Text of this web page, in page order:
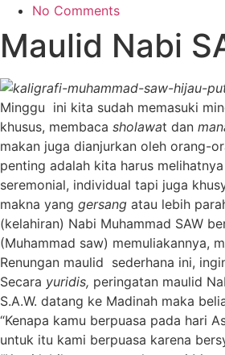
No Comments
Maulid Nabi
Minggu ini kita sudah memasuki
khusus, membaca sholawat dan
makan juga dianjurkan oleh orang-
penting adalah kita harus
seremonial, individual tapi juga
makna yang gersang atau lebih
(kelahiran) Nabi Muhammad SAW
(Muhammad saw) memuliakannya,
Renungan maulid sederhana ini,
Secara yuridis, peringatan maulid
S.A.W. datang ke Madinah maka
“Kenapa kamu berpuasa pada hari
untuk itu kami berpuasa karena